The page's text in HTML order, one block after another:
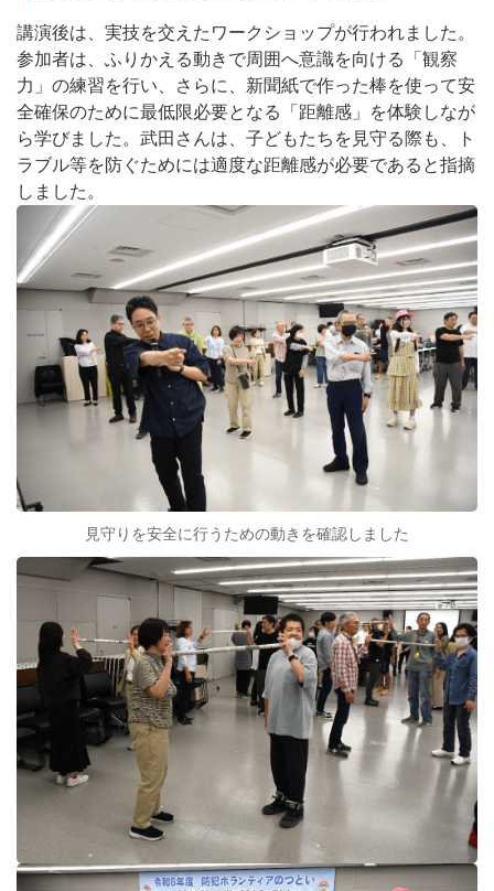
講演後は、実技を交えたワークショップが行われました。
参加者は、ふりかえる動きで周囲へ意識を向ける「観察
力」の練習を行い、さらに、新聞紙で作った棒を使って安
全確保のために最低限必要となる「距離感」を体験しなが
ら学びました。武田さんは、子どもたちを見守る際も、ト
ラブル等を防ぐためには適度な距離感が必要であると指摘
しました。
見守りを安全に行うための動きを確認しました